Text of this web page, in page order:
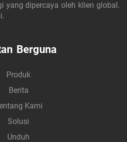
yang dipercaya oleh klien global.
Berguna
Produk
Berita
Kami
Solusi
Unduh